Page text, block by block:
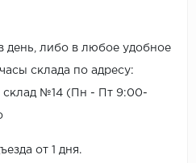
день, либо в любое удобное
склада по адресу:
склад №14 (Пн - Пт 9:00-
от 1 дня.